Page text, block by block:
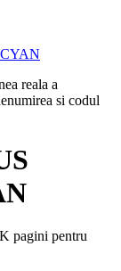
reala a
si codul
pagini pentru